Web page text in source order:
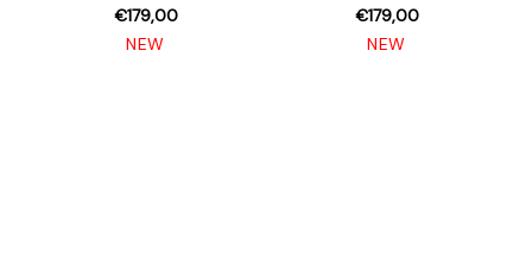
€179,00
NEW
€179,00
NEW